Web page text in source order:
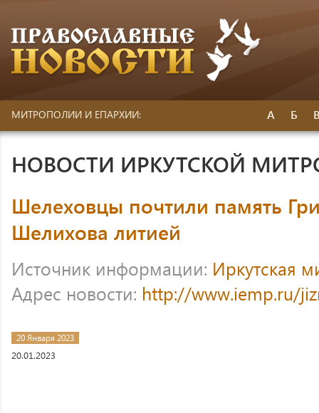
МИТРОПОЛИИ И ЕПАРХИИ: А Б
НОВОСТИ ИРКУТСКОЙ
Шелеховцы почтили память
Шелихова литией
Источник информации: Иркутская
Адрес новости: http://www.iemp.ru/
20 Января 2023
20.01.2023